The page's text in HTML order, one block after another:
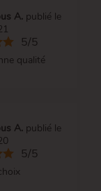
A. publié le
5/5
qualité
A. publié le
5/5